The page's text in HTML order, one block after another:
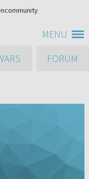
MENU
FORUM